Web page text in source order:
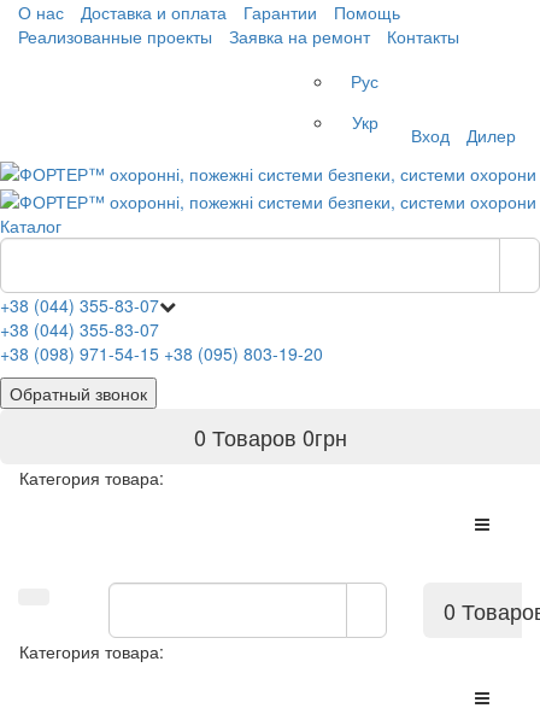
О нас Доставка и оплата Гарантии
Помощь
Реализованные проекты
Заявка на ремонт
Контакты
Рус
Укр
Вход Дилер
Каталог
+38 (044) 355-83-07
+38 (044) 355-83-07
+38 (098) 971-54-15 +38 (095) 803-19-20
Обратный звонок
0 Товаров 0грн
Категория товара:
0
Категория товара: